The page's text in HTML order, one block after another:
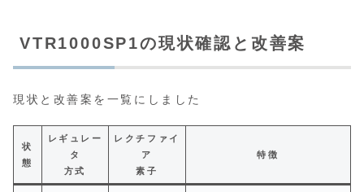
VTR1000SP1の現状確認と改善案
現状と改善案を一覧にしました
状
態
レギュレー
タ
方式
レクチファイ
ア
素子
特徴